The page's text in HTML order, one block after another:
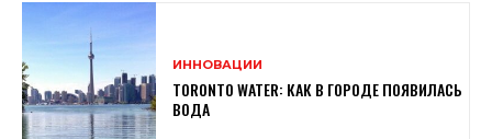
ИННОВАЦИИ
TORONTO WATER: КАК В ГОРОДЕ ПОЯВИЛАСЬ
ВОДА